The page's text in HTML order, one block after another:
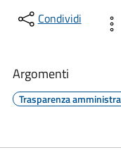
Condividi
Argomenti
Trasparenza